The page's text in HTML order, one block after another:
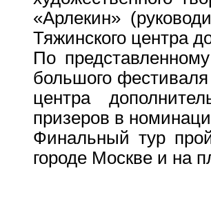
«Арлекин»
Тяжинского центра
По
большого
центра
призеров в
Финальный тур
городе Москве и на